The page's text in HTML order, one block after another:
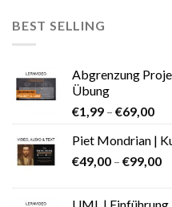
BEST SELLING
Abgrenzung
Übung
€1,99 – €69,00
Piet Mondrian |
€49,00 – €99,00